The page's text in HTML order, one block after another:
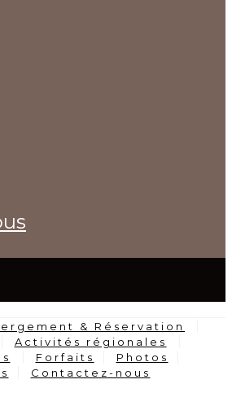
& Réservation
Activités régionales
Forfaits
Photos
Contactez-nous